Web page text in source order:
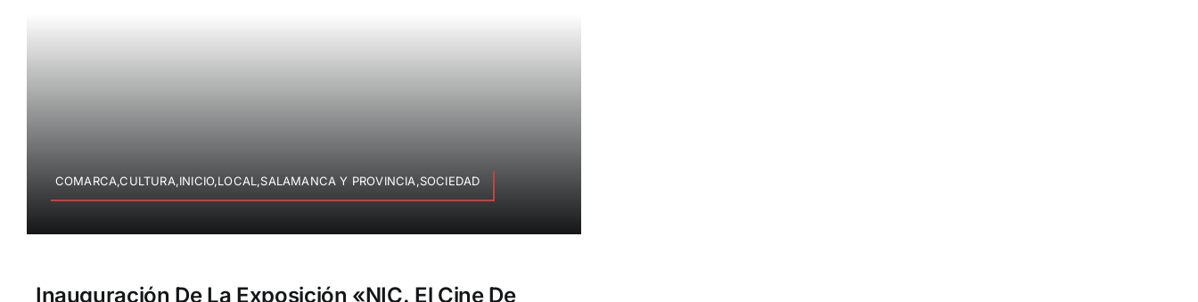
COMARCA,CULTURA,INICIO,LOCAL,SALAMANCA Y PROVINCIA,SOCIEDAD
Inauguración De La Exposición «NIC. El Cine De